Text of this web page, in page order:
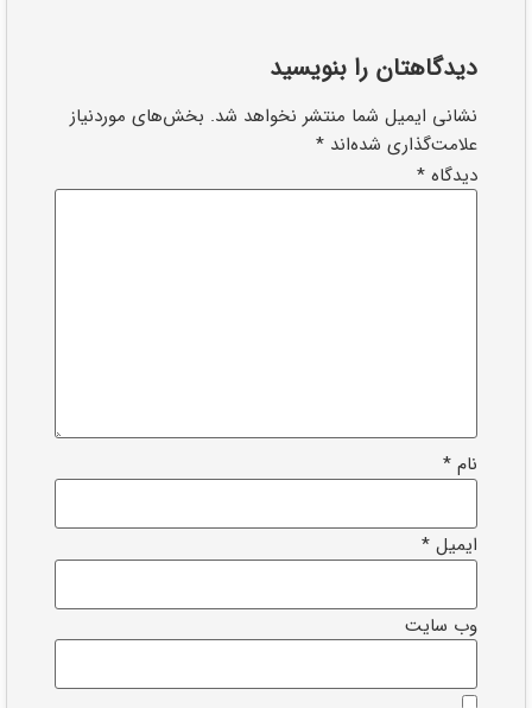
دیدگاهتان را بنویسید
نشانی ایمیل شما منتشر نخواهد شد. بخش‌های موردنیاز
علامت‌گذاری شده‌اند *
دیدگاه *
نام *
ایمیل *
وب‌ سایت